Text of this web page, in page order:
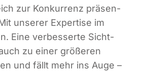
zur Kon­kur­renz prä­sen­
unse­rer Exper­ti­se im
Eine ver­bes­ser­te Sicht­
zu einer grö­ße­ren
und fällt mehr ins Auge –